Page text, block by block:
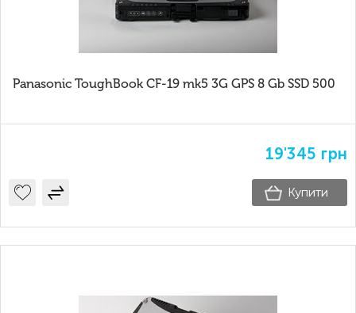
Panasonic ToughBook CF-19 mk5 3G GPS 8 Gb SSD 500
19'345 грн
Купити